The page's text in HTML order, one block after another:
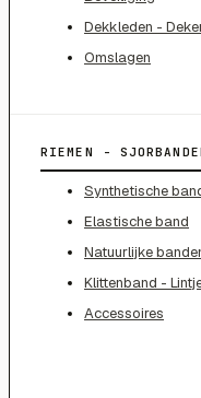
Dekkleden -
Omslagen
RIEMEN -
Synthetische
Elastische band
Natuurlijke
Klittenband -
Accessoires